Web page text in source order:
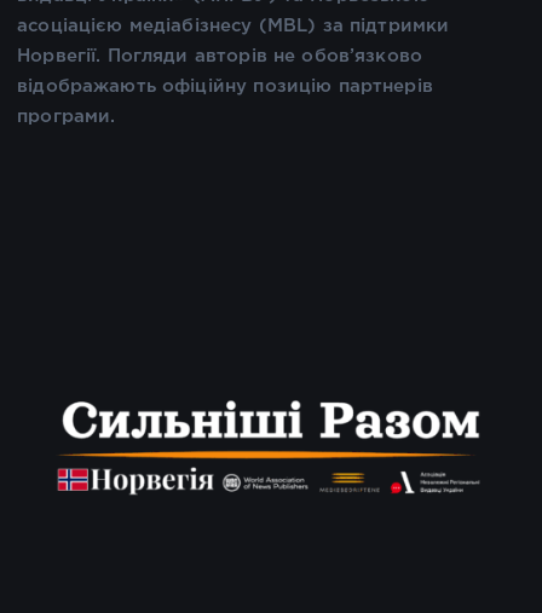
асоціацією медіабізнесу (MBL) за підтримки
Норвегії. Погляди авторів не обов’язково
відображають офіційну позицію партнерів
програми.